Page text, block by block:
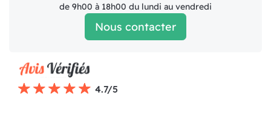
de 9h00 à 18h00 du lundi au vendredi
Nous contacter
4.7/5